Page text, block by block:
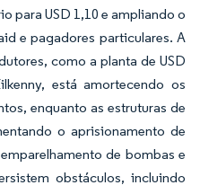
para USD 1,10 e ampliando o
e pagadores particulares. A
como a planta de USD
está amortecendo os
enquanto as estruturas de
o aprisionamento de
de bombas e
obstáculos, incluindo